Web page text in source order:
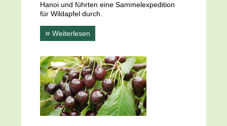
Hanoi und führten eine Sammelexpedition
für Wildapfel durch.
» Weiterlesen